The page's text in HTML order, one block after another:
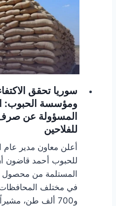
سوريا تحقق
ومؤسسة الحبوب:
المسؤولة عن صرف
للفلاحين
أعلن معاون مدير
للحبوب أحمد قاضون
المستلمة من محصول
في مختلف المحافظات
و700 ألف طن،